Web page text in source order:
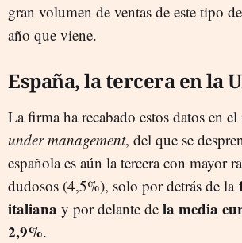
gran volumen de ventas de este tipo
año que viene.
España, la tercera en la
La firma ha recabado estos datos en
under management, del que se
española es aún la tercera con mayor
dudosos (4,5%), solo por detrás de la
italiana y por delante de la media
2,9%.